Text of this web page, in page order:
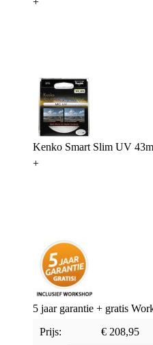
Kenko Smart Slim UV
+
5 jaar garantie + gratis
Prijs:
€ 208,95